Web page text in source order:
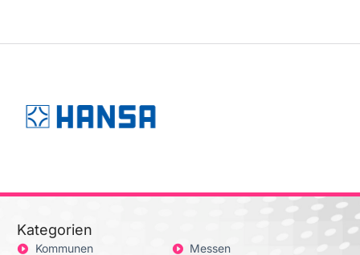
Kategorien
Kommunen
Messen